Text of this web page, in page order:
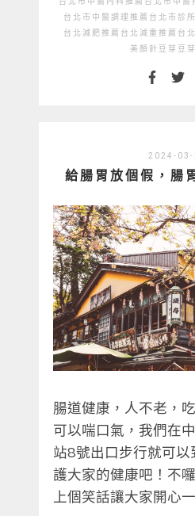
台北市中醫調理推薦 台北市診
台北減肥推薦 台北減重推薦 台
美顏針 豆芽 豆
2024-03-
給腸胃放個假，腸
腸道健康，人不老，
可以喘口氣，我們在
站8號出口步行就可以
護大家的健康吧！不
上個笑話讓大家開心一